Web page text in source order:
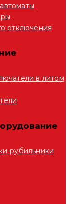
отключения
в литом
рубильники